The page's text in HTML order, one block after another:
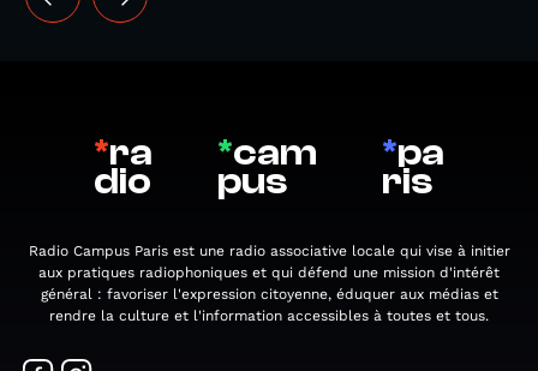
*ra
dio
*cam
pus
*pa
ris
Radio Campus Paris est une radio associative locale qui vise à initier
aux pratiques radiophoniques et qui défend une mission d'intérêt
général : favoriser l'expression citoyenne, éduquer aux médias et
rendre la culture et l'information accessibles à toutes et tous.